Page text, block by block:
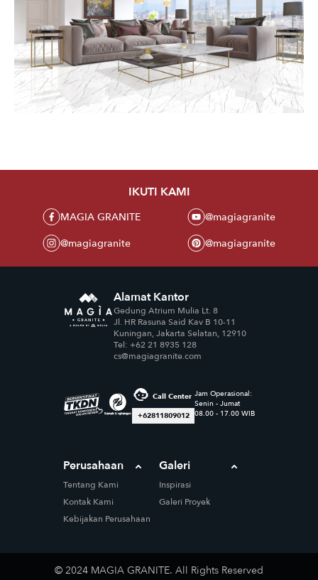
IKUTI KAMI
MAGIA GRANITE
@magiagranite
@magiagranite
@magiagranite
Alamat Kantor
Gedung Atrium Mulia Lt. 8
Jl. HR Rasuna Said Kav B 10-11
Kuningan, Jakarta Selatan, 12910
Tel: +62 21 8935 128
cs@magiagranite.com
Perusahaan
Tentang Kami
Kontak Kami
Kebijakan Perusahaan
Galeri
Inspirasi
Galeri Proyek
Call Center
+62811809012
Jam Operasional:
Senin - Jumat
08.00 - 17.00 WIB
© 2024 MAGIA GRANITE. All Rights Reserved